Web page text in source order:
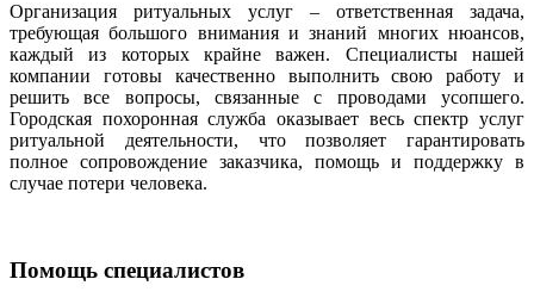
Организация ритуальных услуг – ответственная задача,
требующая большого внимания и знаний многих нюансов,
каждый из которых крайне важен. Специалисты нашей
компании готовы качественно выполнить свою работу и
решить все вопросы, связанные с проводами усопшего.
Городская похоронная служба оказывает весь спектр услуг
ритуальной деятельности, что позволяет гарантировать
полное сопровождение заказчика, помощь и поддержку в
случае потери человека.
Помощь специалистов